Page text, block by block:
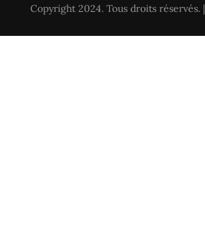
Copyright 2024. Tous droits réservés. |